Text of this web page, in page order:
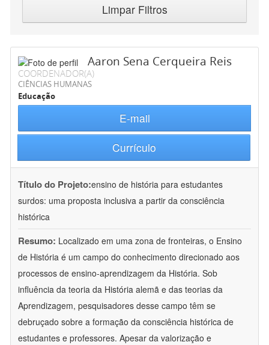
Limpar Filtros
Aaron Sena Cerqueira Reis
COORDENADOR(A)
CIÊNCIAS HUMANAS
Educação
E-mail
Currículo
Título do Projeto:ensino de história para estudantes
surdos: uma proposta inclusiva a partir da consciência
histórica
Resumo: Localizado em uma zona de fronteiras, o Ensino
de História é um campo do conhecimento direcionado aos
processos de ensino-aprendizagem da História. Sob
influência da teoria da História alemã e das teorias da
Aprendizagem, pesquisadores desse campo têm se
debruçado sobre a formação da consciência histórica de
estudantes e professores. Apesar da valorização e